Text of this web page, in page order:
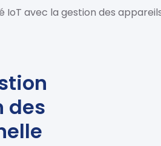
avec la gestion des
des